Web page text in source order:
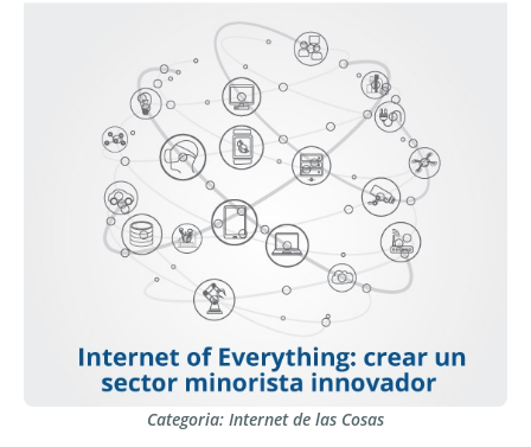
Categoria: Internet de las Cosas